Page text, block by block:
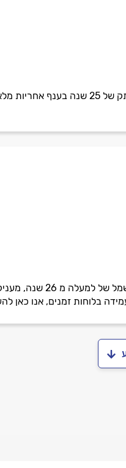
מעניקים תיקונים לכל סוגי הדודים התקנה
מאור דודי שמש וחשמל,
בלוחות זמנים, אנו כאן